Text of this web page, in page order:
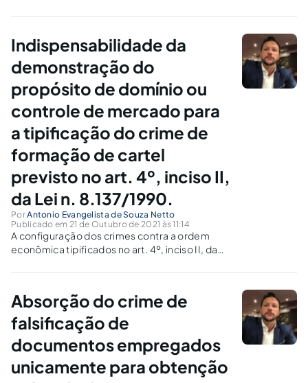
do princípio da insignificância no âmbito dos
Federal.
Indispensabilidade da
demonstração do
propósito de domínio ou
controle de mercado para
a tipificação do crime de
formação de cartel
previsto no art. 4º, inciso II,
da Lei n. 8.137/1990.
PorAntonio Evangelista de Souza Netto
Publicado em 21 de Outubro de 2021 às 11:14
A configuração dos crimes contra a ordem
econômica tipificados no art. 4º, inciso II, da
propósito de dominação ou controle de
Absorção do crime de
falsificação de
documentos empregados
unicamente para obtenção